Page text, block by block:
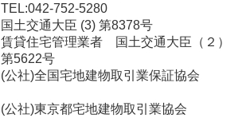
TEL:042-752-5280
国土交通大臣 (3) 第8378号
賃貸住宅管理業者 国土交通大臣（２）
第5622号
(公社)全国宅地建物取引業保証協会
(公社)東京都宅地建物取引業協会